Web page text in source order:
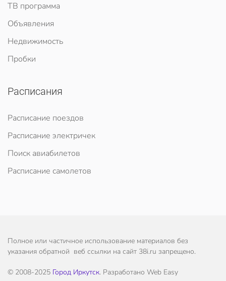
ТВ программа
Объявления
Недвижимость
Пробки
Расписания
Расписание поездов
Расписание электричек
Поиск авиабилетов
Расписание самолетов
Полное или частичное использование материалов без
указания обратной веб ссылки на сайт 38i.ru запрещено.
© 2008-2025 Город Иркутск. Разработано Web Easy